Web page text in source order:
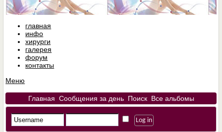
главная
инфо
хирурги
галерея
форум
контакты
Меню
Главная Сообщения за день Поиск Все альбомы